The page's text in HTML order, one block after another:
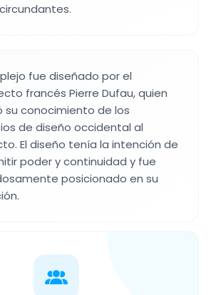
fue diseñado por el
francés Pierre Dufau, quien
su conocimiento de los
de diseño occidental al
El diseño tenía la intención de
poder y continuidad y fue
posicionado en su